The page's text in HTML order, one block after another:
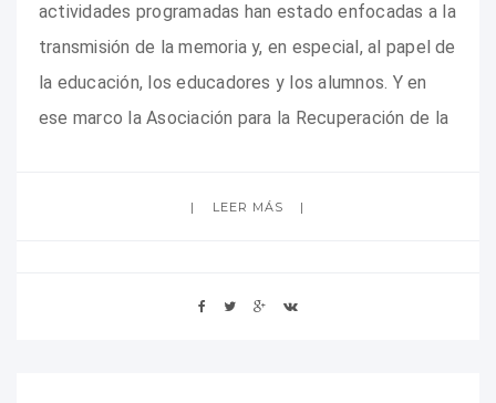
actividades programadas han estado enfocadas a la
transmisión de la memoria y, en especial, al papel de
la educación, los educadores y los alumnos. Y en
ese marco la Asociación para la Recuperación de la
LEER MÁS